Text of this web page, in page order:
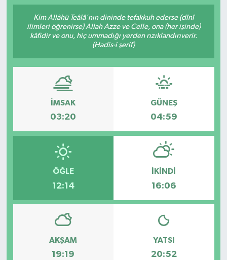
Kim Allâhü Teâlâ'nın dininde tefakkuh ederse (dînî
ilimleri öğrenirse) Allah Azze ve Celle, ona (her işinde)
kâfidir ve onu, hiç ummadığı yerden rızıklandırıverir.
(Hadis-i şerif)
İMSAK
03:20
GÜNEŞ
04:59
ÖĞLE
12:14
İKINDI
16:06
AKŞAM
19:19
YATSI
20:52